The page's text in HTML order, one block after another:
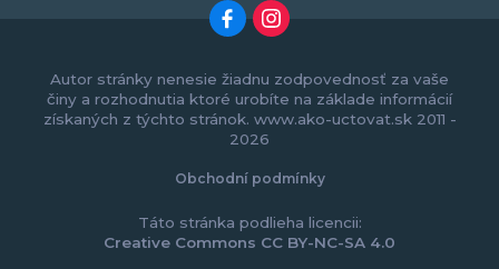
Autor stránky nenesie žiadnu zodpovednosť za vaše
činy a rozhodnutia ktoré urobíte na základe informácií
získaných z týchto stránok. www.ako-uctovat.sk 2011 -
2026
Obchodní podmínky
Táto stránka podlieha licencii:
Creative Commons CC BY-NC-SA 4.0